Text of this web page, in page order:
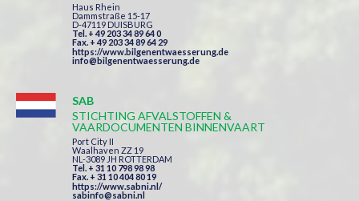
Haus Rhein
Dammstraße 15-17
D-47119 DUISBURG
Tel. + 49 203 34 89 64 0
Fax. + 49 203 34 89 64 29
https://www.bilgenentwaesserung.de
info@bilgenentwaesserung.de
SAB
STICHTING AFVALSTOFFEN &
VAARDOCUMENTEN BINNENVAART
Port City II
Waalhaven ZZ 19
NL-3089 JH ROTTERDAM
Tel. + 31 10 798 98 98
Fax. + 31 10 404 80 19
https://www.sabni.nl/
sabinfo@sabni.nl